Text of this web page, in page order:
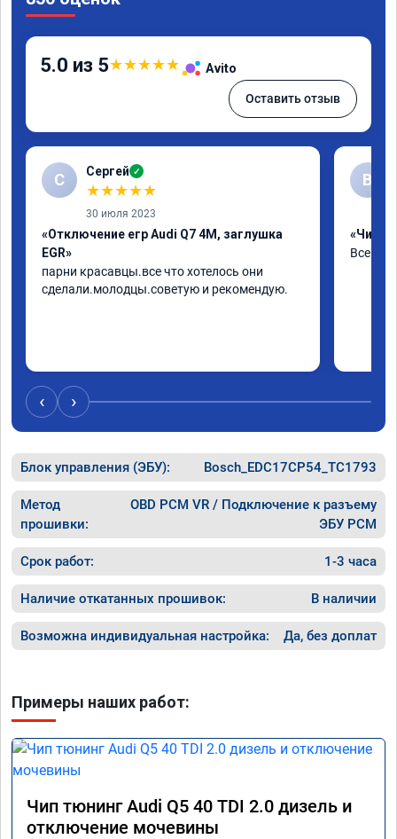
5.0 из 5★★★★★ Avito
Оставить отзыв
С Сергей ✓
★★★★★
30 июля 2023
«Отключение егр Audi Q7 4M, заглушка
EGR»
парни красавцы.все что хотелось они
сделали.молодцы.советую и рекомендую.
В
«Чип
Все
‹ ›
Блок управления (ЭБУ): Bosch_EDC17CP54_TC1793
Метод
прошивки:
OBD PCM VR / Подключение к разъему
ЭБУ PCM
Срок работ: 1-3 часа
Наличие откатанных прошивок: В наличии
Возможна индивидуальная настройка: Да, без доплат
Примеры наших работ:
Чип тюнинг Audi Q5 40 TDI 2.0 дизель и
отключение мочевины